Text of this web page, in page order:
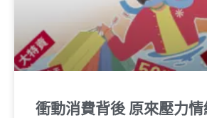
衝動消費背後 原來壓力